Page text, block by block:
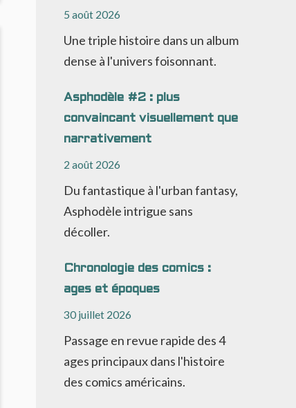
5 août 2026
Une triple histoire dans un album
dense à l'univers foisonnant.
Asphodèle #2 : plus
convaincant visuellement que
narrativement
2 août 2026
Du fantastique à l'urban fantasy,
Asphodèle intrigue sans
décoller.
Chronologie des comics :
ages et époques
30 juillet 2026
Passage en revue rapide des 4
ages principaux dans l'histoire
des comics américains.